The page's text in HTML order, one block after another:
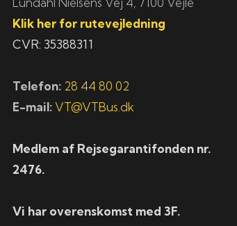
Klik her for rutevejledning
CVR: 35388311
Telefon: 28 44 80 02
E-mail:VT@VTBus.dk
Medlem af Rejsegarantifonden nr.
2476.
Vi har overenskomst med 3F.